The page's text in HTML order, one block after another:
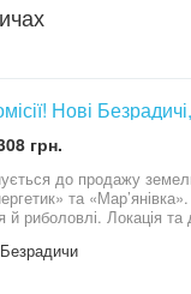
Нові
грн.
до продажу
та
й риболовлі. Локація
через с. Нові